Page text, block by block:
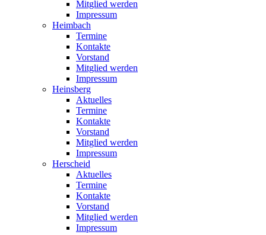
Mitglied werden
Impressum
Heimbach
Termine
Kontakte
Vorstand
Mitglied werden
Impressum
Heinsberg
Aktuelles
Termine
Kontakte
Vorstand
Mitglied werden
Impressum
Herscheid
Aktuelles
Termine
Kontakte
Vorstand
Mitglied werden
Impressum